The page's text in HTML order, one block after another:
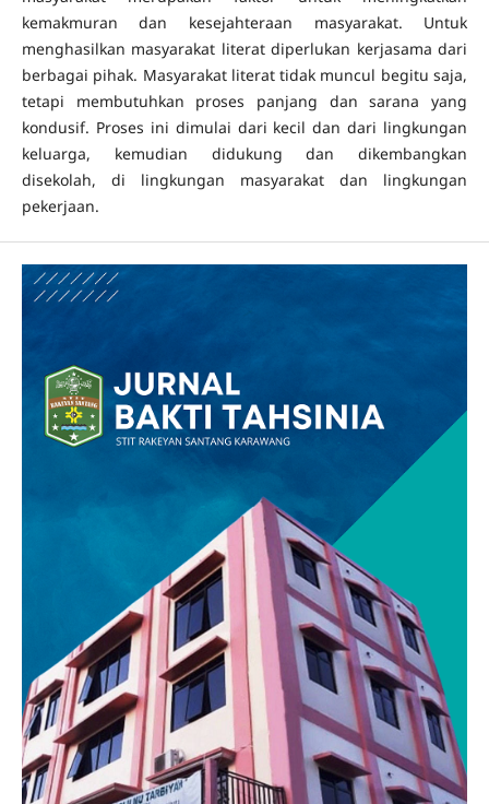
kemakmuran dan kesejahteraan masyarakat. Untuk
menghasilkan masyarakat literat diperlukan kerjasama dari
berbagai pihak. Masyarakat literat tidak muncul begitu saja,
tetapi membutuhkan proses panjang dan sarana yang
kondusif. Proses ini dimulai dari kecil dan dari lingkungan
keluarga, kemudian didukung dan dikembangkan
disekolah, di lingkungan masyarakat dan lingkungan
pekerjaan.